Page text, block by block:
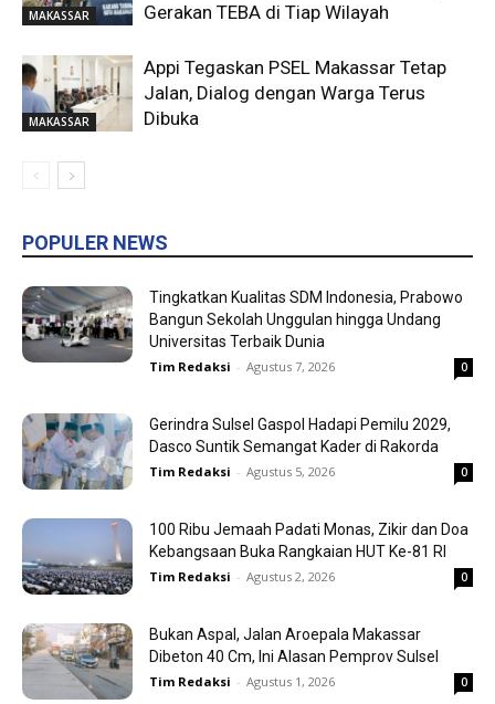
MAKASSAR
Gerakan TEBA di Tiap Wilayah
MAKASSAR
Appi Tegaskan PSEL Makassar Tetap
Jalan, Dialog dengan Warga Terus
Dibuka
POPULER NEWS
Tingkatkan Kualitas SDM Indonesia, Prabowo
Bangun Sekolah Unggulan hingga Undang
Universitas Terbaik Dunia
Tim Redaksi - Agustus 7, 2026 0
Gerindra Sulsel Gaspol Hadapi Pemilu 2029,
Dasco Suntik Semangat Kader di Rakorda
Tim Redaksi - Agustus 5, 2026 0
100 Ribu Jemaah Padati Monas, Zikir dan Doa
Kebangsaan Buka Rangkaian HUT Ke-81 RI
Tim Redaksi - Agustus 2, 2026 0
Bukan Aspal, Jalan Aroepala Makassar
Dibeton 40 Cm, Ini Alasan Pemprov Sulsel
Tim Redaksi - Agustus 1, 2026 0